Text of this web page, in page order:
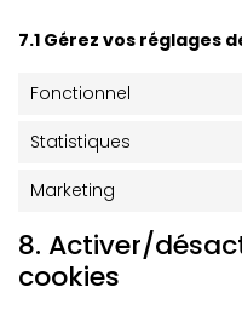
7.1 Gérez vos réglages
Fonctionnel
Statistiques
Marketing
8. Activer/
cookies